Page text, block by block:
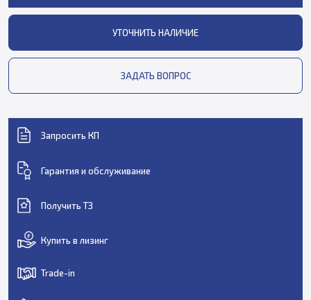
УТОЧНИТЬ НАЛИЧИЕ
ЗАДАТЬ ВОПРОС
Запросить КП
Гарантия и обслуживание
Получить ТЗ
Купить в лизинг
Trade-in